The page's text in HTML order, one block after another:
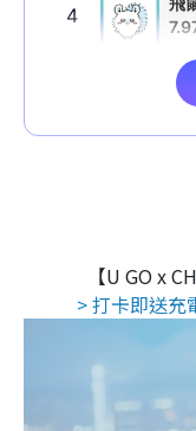
【U GO x
> 打卡即送充